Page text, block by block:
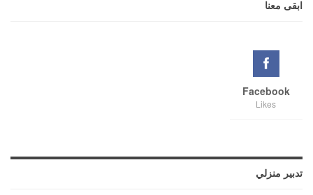
ابقى معنا
Facebook
Likes
تدبير منزلي